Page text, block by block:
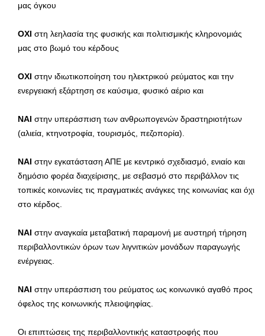
μας όγκου
ΟΧΙ στη λεηλασία της φυσικής και πολιτισμικής κληρονομιάς
μας στο βωμό του κέρδους
ΟΧΙ στην ιδιωτικοποίηση του ηλεκτρικού ρεύματος και την
ενεργειακή εξάρτηση σε καύσιμα, φυσικό αέριο και
ΝΑΙ στην υπεράσπιση των ανθρωπογενών δραστηριοτήτων
(αλιεία, κτηνοτροφία, τουρισμός, πεζοπορία).
ΝΑΙ στην εγκατάσταση ΑΠΕ με κεντρικό σχεδιασμό, ενιαίο και
δημόσιο φορέα διαχείρισης, με σεβασμό στο περιβάλλον τις
τοπικές κοινωνίες τις πραγματικές ανάγκες της κοινωνίας και όχι
στο κέρδος.
ΝΑΙ στην αναγκαία μεταβατική παραμονή με αυστηρή τήρηση
περιβαλλοντικών όρων των λιγνιτικών μονάδων παραγωγής
ενέργειας.
ΝΑΙ στην υπεράσπιση του ρεύματος ως κοινωνικό αγαθό προς
όφελος της κοινωνικής πλειοψηφίας.
Οι επιπτώσεις της περιβαλλοντικής καταστροφής που